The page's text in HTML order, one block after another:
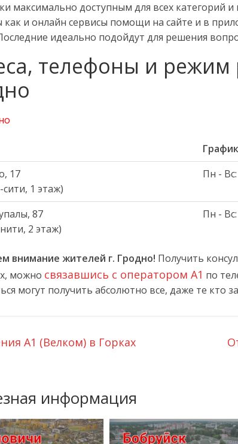
максимально доступным для всех категорий и
как и онлайн сервисы помощи на сайте и в
идеально подойдут для решения
телефоны и режим
17
1 этаж)
Пн -
87
2 этаж)
Пн -
внимание жителей г. Гродно! Получить
можно связавшись с оператором А1 по
могут получить абсолютно все, даже те кто
А1 (Велком) в Горках
информация